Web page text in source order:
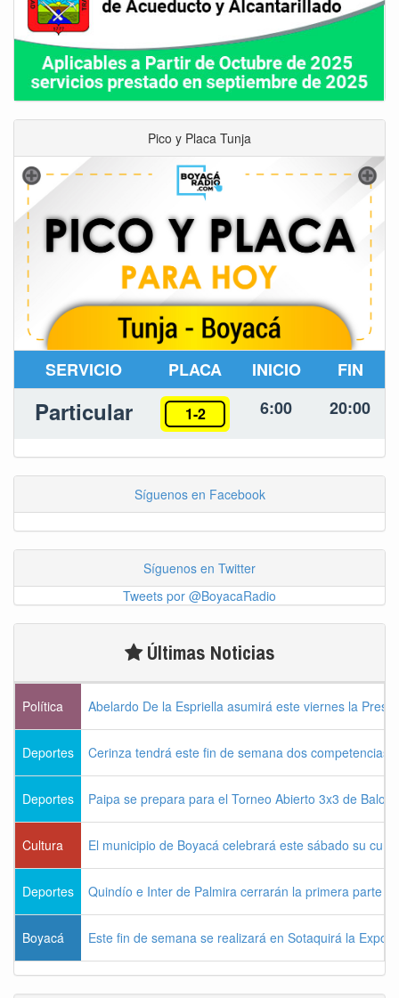
Pico y Placa Tunja
SERVICIO PLACA INICIO FIN
Particular 1-2 6:00 20:00
Síguenos en Facebook
Síguenos en Twitter
Tweets por @BoyacaRadio
Últimas Noticias
Política Abelardo De la Espriella asumirá este viernes la
Deportes Cerinza tendrá este fin de semana dos competencias
Deportes Paipa se prepara para el Torneo Abierto 3x3 de
Cultura El municipio de Boyacá celebrará este sábado su
Deportes Quindío e Inter de Palmira cerrarán la primera parte
Boyacá Este fin de semana se realizará en Sotaquirá la